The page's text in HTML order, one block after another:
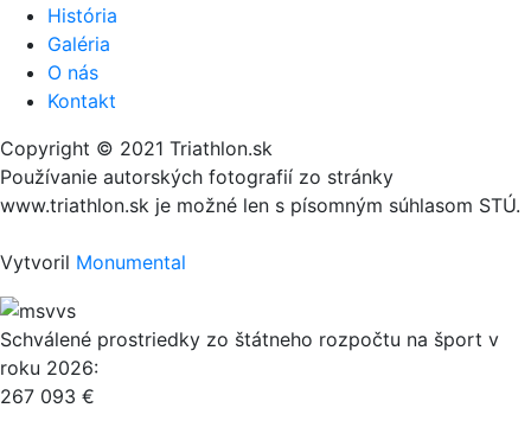
História
Galéria
O nás
Kontakt
Copyright © 2021 Triathlon.sk
Používanie autorských fotografií zo stránky
www.triathlon.sk je možné len s písomným súhlasom STÚ.
Vytvoril Monumental
Schválené prostriedky zo štátneho rozpočtu na šport v
roku 2026:
267 093 €